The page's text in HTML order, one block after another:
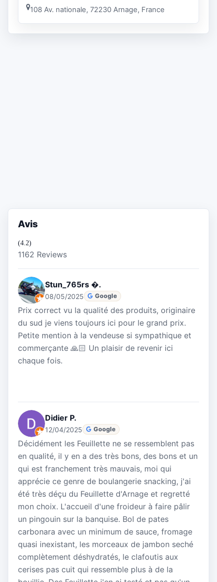
108 Av. nationale, 72230 Arnage, France
Avis
(4.2)
1162 Reviews
Stun_765rs �.
08/05/2025 Google
Prix correct vu la qualité des produits, originaire
du sud je viens toujours ici pour le grand prix.
Petite mention à la vendeuse si sympathique et
commerçante 🙏🏻 Un plaisir de revenir ici
chaque fois.
Didier P.
12/04/2025 Google
Décidément les Feuillette ne se ressemblent pas
en qualité, il y en a des très bons, des bons et un
qui est franchement très mauvais, moi qui
apprécie ce genre de boulangerie snacking, j'ai
été très déçu du Feuillette d'Arnage et regretté
mon choix. L'accueil d'une froideur à faire pâlir
un pingouin sur la banquise. Bol de pates
carbonara avec un minimum de sauce, fromage
quasi inexistant, les morceaux de jambon seché
complètement déshydratés, le clafoutis aux
cerises pas cuit qui ressemble plus à de la